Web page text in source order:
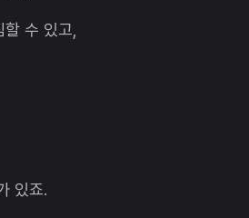
수 있고,
있죠.